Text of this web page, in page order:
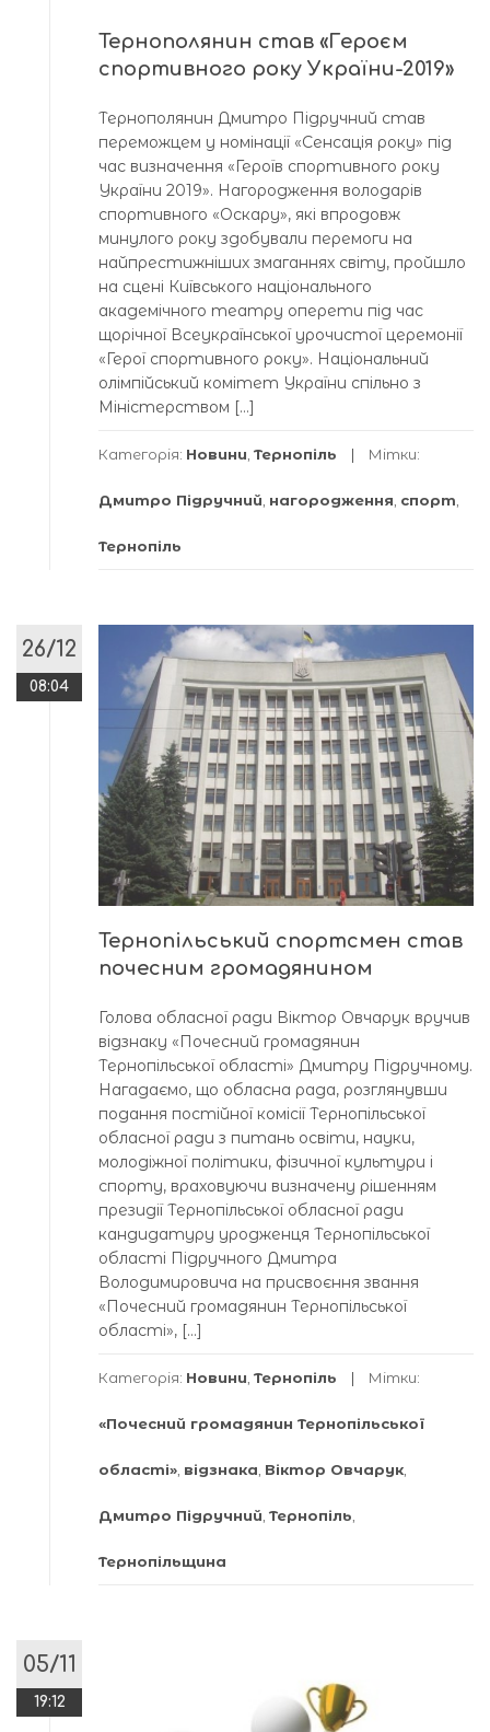
Тернополянин став «Героєм
спортивного року України-2019»
Тернополянин Дмитро Підручний став
переможцем у номінації «Сенсація року» під
час визначення «Героїв спортивного року
України 2019». Нагородження володарів
спортивного «Оскару», які впродовж
минулого року здобували перемоги на
найпрестижніших змаганнях світу, пройшло
на сцені Київського національного
академічного театру оперети під час
щорічної Всеукраїнської урочистої церемонії
«Герої спортивного року». Національний
олімпійський комітет України спільно з
Міністерством […]
Категорія: Новини, Тернопіль Мітки:
Дмитро Підручний, нагородження, спорт,
Тернопіль
26/12
08:04
Тернопільський спортсмен став
почесним громадянином
Голова обласної ради Віктор Овчарук вручив
відзнаку «Почесний громадянин
Тернопільської області» Дмитру Підручному.
Нагадаємо, що обласна рада, розглянувши
подання постійної комісії Тернопільської
обласної ради з питань освіти, науки,
молодіжної політики, фізичної культури і
спорту, враховуючи визначену рішенням
президії Тернопільської обласної ради
кандидатуру уродженця Тернопільської
області Підручного Дмитра
Володимировича на присвоєння звання
«Почесний громадянин Тернопільської
області», […]
Категорія: Новини Тернопіль Мітки:
«Почесний громадянин Тернопільської
області» відзнака Віктор Овчарук
Дмитро Підручний Тернопіль
Тернопільщина
05/11
19:12